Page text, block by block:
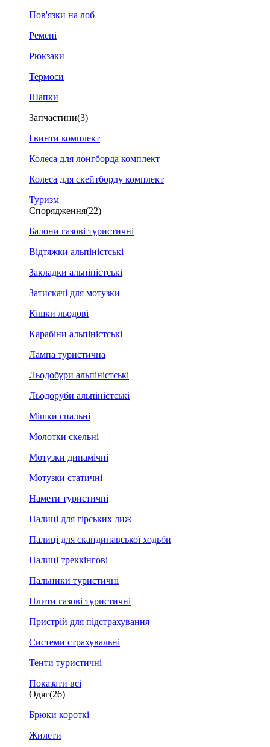
Пов'язки на лоб
Ремені
Рюкзаки
Термоси
Шапки
Запчастини(3)
Гвинти комплект
Колеса для лонгборда комплект
Колеса для скейтборду комплект
Туризм
Спорядження(22)
Балони газові туристичні
Відтяжки альпіністські
Закладки альпіністські
Затискачі для мотузки
Кішки льодові
Карабіни альпіністські
Лампа туристична
Льодобури альпіністські
Льодоруби альпіністські
Мішки спальні
Молотки скельні
Мотузки динамічні
Мотузки статичні
Намети туристичні
Палиці для гірських лиж
Палиці для скандинавської ходьби
Палиці треккінгові
Пальники туристичні
Плити газові туристичні
Пристрій для підстрахування
Системи страхувальні
Тенти туристичні
Показати всі
Одяг(26)
Брюки короткі
Жилети